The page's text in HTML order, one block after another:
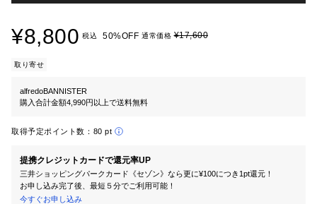
¥8,800 税込 50%OFF 通常価格¥17,600
取り寄せ
alfredoBANNISTER
購入合計金額4,990円以上で送料無料
取得予定ポイント数： 80 pt
提携クレジットカードで還元率UP
三井ショッピングパークカード《セゾン》なら更に¥100につき1pt還元！
お申し込み完了後、最短５分でご利用可能！
今すぐお申し込み